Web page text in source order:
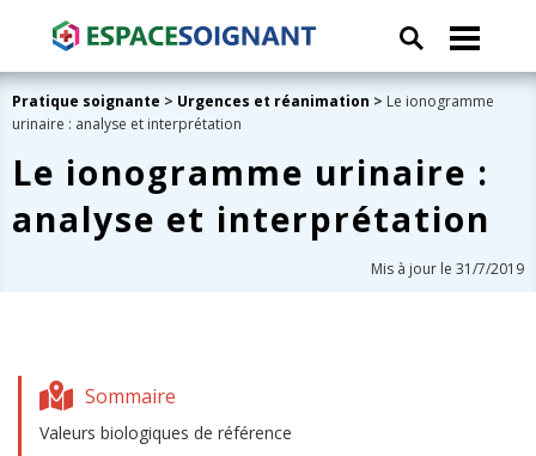
Pratique soignante > Urgences et réanimation > Le ionogramme
urinaire : analyse et interprétation
Le ionogramme urinaire :
analyse et interprétation
Mis à jour le 31/7/2019
Sommaire
Valeurs biologiques de référence